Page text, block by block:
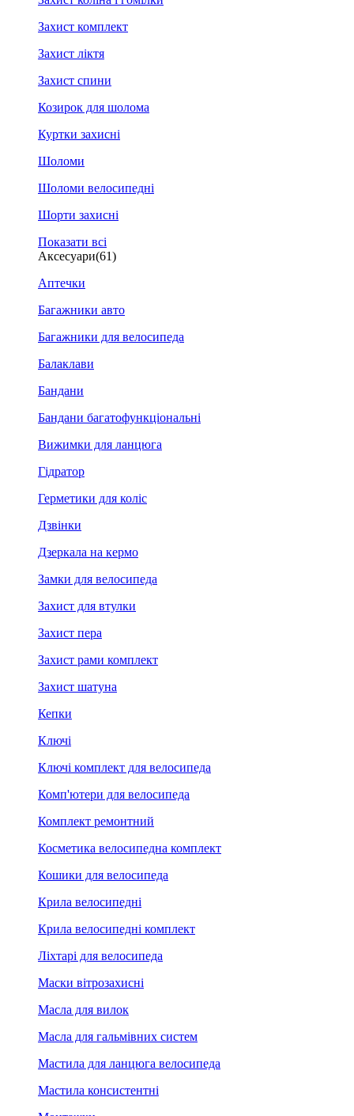
Захист комплект
Захист ліктя
Захист спини
Козирок для шолома
Куртки захисні
Шоломи
Шоломи велосипедні
Шорти захисні
Показати всі
Аксесуари(61)
Аптечки
Багажники авто
Багажники для велосипеда
Балаклави
Бандани
Бандани багатофункціональні
Вижимки для ланцюга
Гідратор
Герметики для коліс
Дзвінки
Дзеркала на кермо
Замки для велосипеда
Захист для втулки
Захист пера
Захист рами комплект
Захист шатуна
Кепки
Ключі
Ключі комплект для велосипеда
Комп'ютери для велосипеда
Комплект ремонтний
Косметика велосипедна комплект
Кошики для велосипеда
Крила велосипедні
Крила велосипедні комплект
Ліхтарі для велосипеда
Маски вітрозахисні
Масла для вилок
Масла для гальмівних систем
Мастила для ланцюга велосипеда
Мастила консистентні